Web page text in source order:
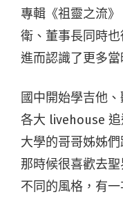
專輯《祖靈之流
衛、董事長同時
進而認識了更多
國中開始學吉他
各大 livehouse
大學的哥哥姊姊
那時候很喜歡去
不同的風格，有